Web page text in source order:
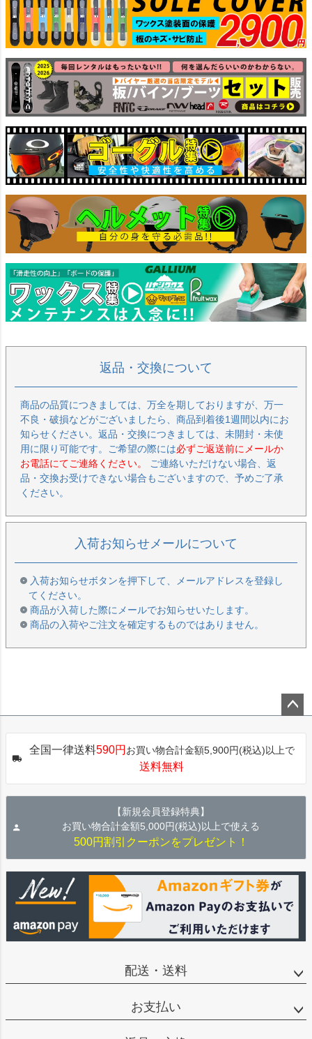
返品・交換について
商品の品質につきましては、万全を期しておりますが、万一
不良・破損などがございましたら、商品到着後1週間以内にお
知らせください。返品・交換につきましては、未開封・未使
用に限り可能です。ご希望の際には必ずご返送前にメールか
お電話にてご連絡ください。
ご連絡いただけない場合、返
品・交換お受けできない場合もございますので、予めご了承
ください。
入荷お知らせメールについて
入荷お知らせボタンを押下して、メールアドレスを登録し
てください。
商品が入荷した際にメールでお知らせいたします。
商品の入荷やご注文を確定するものではありません。
ップ
全国一律送料590円 お買い物合計金額5,900円(税込)以上で
送料無料
【新規会員登録特典】
お買い物合計金額5,000円(税込)以上で使える
500円割引クーポンをプレゼント！
配送・送料
お支払い